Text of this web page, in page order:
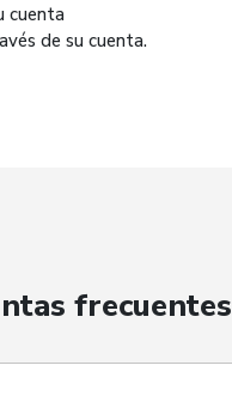
cuenta
de su cuenta.
frecuentes